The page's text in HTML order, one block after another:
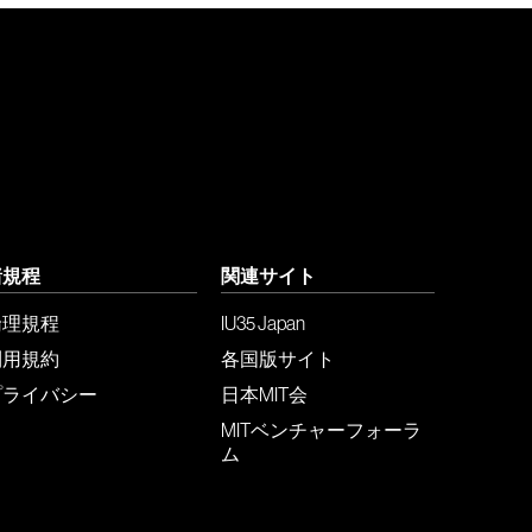
程
規程
規約
イバシー
関連サイト
IU35 Japan
各国版サイト
日本MIT会
MITベンチャーフォーラ
ム